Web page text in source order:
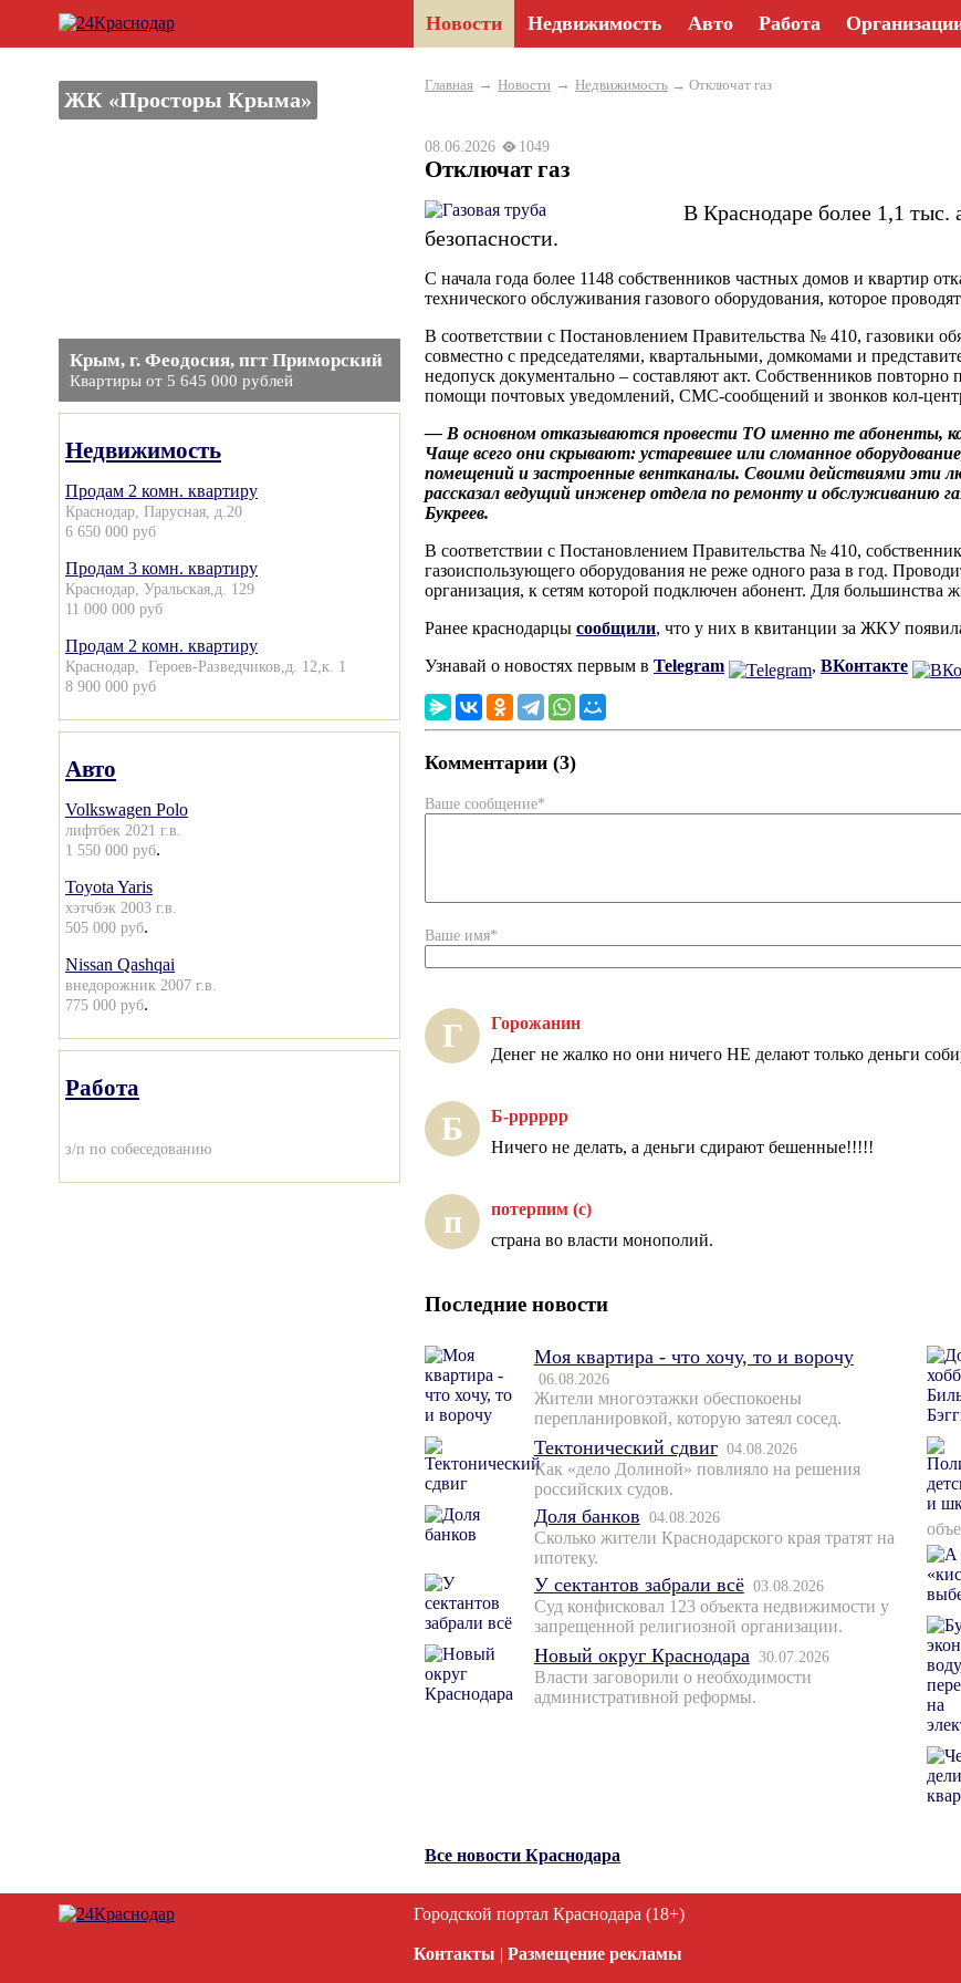
Новости Недвижимость Авто Работа
ЖК «Просторы Крыма»
Крым, г. Феодосия, пгт Приморский
Квартиры от 5 645 000 рублей
Недвижимость
Продам 2 комн. квартиру
Краснодар, Парусная, д.20
6 650 000 руб
Продам 3 комн. квартиру
Краснодар, Уральская,д. 129
11 000 000 руб
Продам 2 комн. квартиру
Краснодар, Героев-Разведчиков,д. 12,к. 1
8 900 000 руб
Авто
Volkswagen Polo
лифтбек 2021 г.в.
1 550 000 руб.
Toyota Yaris
хэтчбэк 2003 г.в.
505 000 руб.
Nissan Qashqai
внедорожник 2007 г.в.
775 000 руб.
Работа
з/п по собеседованию
Главная → Новости → Недвижимость → Отключат газ
08.06.2026 1049
Отключат газ
В Краснодаре более 1,1
безопасности.
С начала года более 1148 собственников частных домов и квартир
технического обслуживания газового оборудования, которое
В соответствии с Постановлением Правительства № 410, газовики
совместно с председателями, квартальными, домкомами и
недопуск документально – составляют акт. Собственников
помощи почтовых уведомлений, СМС-сообщений и звонков кол-
— В основном отказываются провести ТО именно те абоненты,
Чаще всего они скрывают: устаревшее или сломанное
помещений и застроенные вентканалы. Своими действиями эти
рассказал ведущий инженер отдела по ремонту и обслуживанию
Букреев.
В соответствии с Постановлением Правительства № 410,
газоиспользующего оборудования не реже одного раза в год.
организация, к сетям которой подключен абонент. Для большинства
Ранее краснодарцы сообщили, что у них в квитанции за ЖКУ
Узнавай о новостях первым в Telegram , ВКонтакте
Комментарии (3)
Ваше сообщение*
Ваше имя*
Г Горожанин
Денег не жалко но они ничего НЕ делают только деньги
Б Б-рррррр
Ничего не делать, а деньги сдирают бешенные!!!!!
п потерпим (с)
страна во власти монополий.
Последние новости
Моя квартира - что хочу, то и ворочу
06.08.2026
Жители многоэтажки обеспокоены
перепланировкой, которую затеял сосед.
Тектонический сдвиг 04.08.2026
Как «дело Долиной» повлияло на решения
российских судов.
Доля банков 04.08.2026
Сколько жители Краснодарского края тратят на
ипотеку.
У сектантов забрали всё 03.08.2026
Суд конфисковал 123 объекта недвижимости у
запрещенной религиозной организации.
Новый округ Краснодара 30.07.2026
Власти заговорили о необходимости
административной реформы.
Все новости Краснодара
Городской портал Краснодара (18+)
Контакты | Размещение рекламы